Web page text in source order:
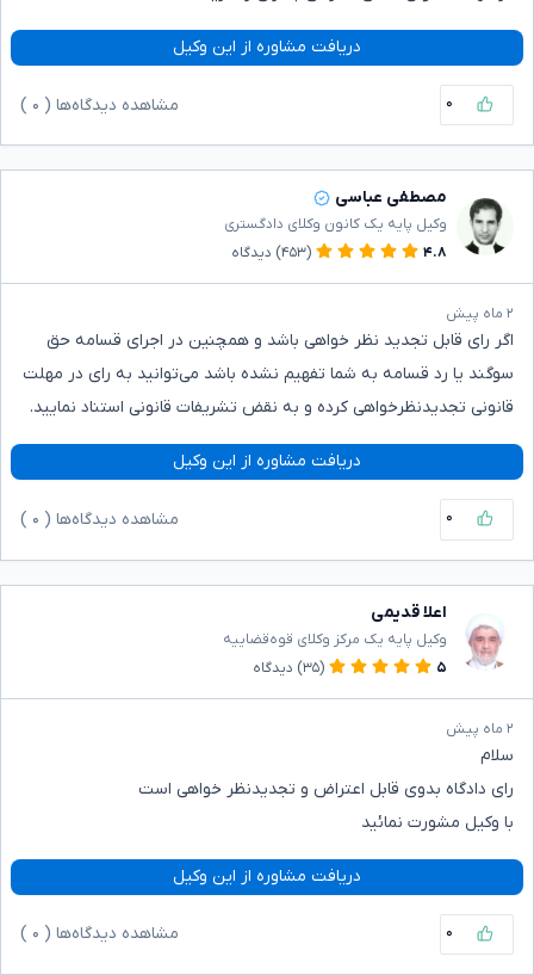
دریافت مشاوره از این وکیل
۰ مشاهده دیدگاه‌ها ( ۰
مصطفی عباسی
وکیل پایه یک کانون وکلای دادگستری
۴.۸
(۴۵۳) دیدگاه
۲ ماه پیش
اگر رای قابل تجدید نظر خواهی باشد و همچنین در اجرای قسامه حق
سوگند یا رد قسامه به شما تفهیم نشده باشد می‌توانید به رای در مهلت
قانونی تجدیدنظرخواهی کرده و به نقض تشریفات قانونی استناد نمایید.
دریافت مشاوره از این وکیل
۰ مشاهده دیدگاه‌ها ( ۰
اعلا قدیمی
وکیل پایه یک مرکز وکلای قوه‌قضاییه
۵
(۳۵) دیدگاه
۲ ماه پیش
سلام
رای دادگاه بدوی قابل اعتراض و تجدیدنظر خواهی است
با وکیل مشورت نمائید
دریافت مشاوره از این وکیل
۰ مشاهده دیدگاه‌ها ( ۰